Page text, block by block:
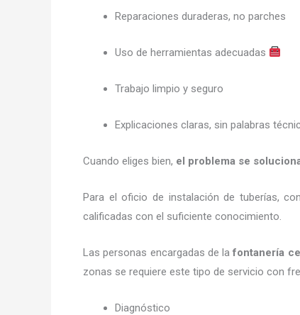
Reparaciones duraderas, no parches
Uso de herramientas adecuadas
Trabajo limpio y seguro
Explicaciones claras, sin palabras
Cuando eliges bien, el problema se
Para el oficio de instalación de tuberías,
calificadas con el suficiente conocimiento.
Las personas encargadas de la fontanería
zonas se requiere este tipo de servicio con
Diagnóstico